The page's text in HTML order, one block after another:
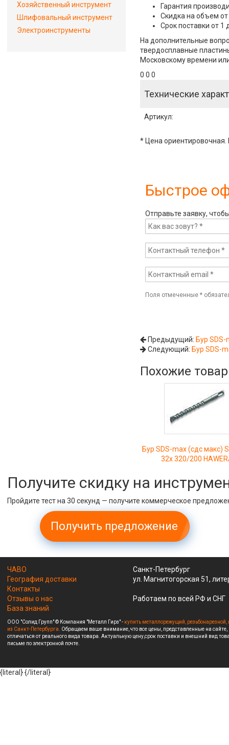
Гарантия
Скидка на объем от
Срок поставки от 1
На дополнительные
твердосплавные
Московскому времени
0 0 0
Технические
Артикул:
* Цена ориентировочная.
Быстрое
Отправьте заявку,
Поля отмеченные*
Предыдущий: Бур
Следующий: Бур SDS-
Похожие
Бур SDS-max (сдс макс)
32х 320/200
Хозяйственный инструмент
Шлифовальный инструмент
Электроинструменты
Получите скидку на
Пройдите тест на 30 секунд — получите коммерческое
Получить предложение
ЧАВО
География доставки
Контакты
Отзывы о нас
База знаний
Санкт-Петербург
ул. Магнитогорская 51,
Работаем по всей РФ и СНГ
ООО "Солид Групп" © Компания "Металл Гирз" - купить металлорежущий,
из Санкт-Петербурга. Обращаем ваше внимание, что все цены, представленные на
отличаться от реального вида товара. Актуальную цену,срок поставки и внешний вид
письме по электронной почте.
{literal}{/literal}